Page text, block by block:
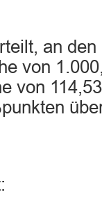
an den
von
von